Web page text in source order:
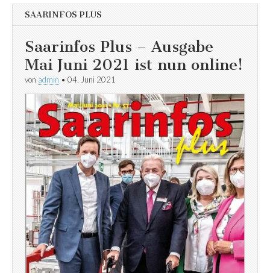
SAARINFOS PLUS
Saarinfos Plus – Ausgabe
Mai Juni 2021 ist nun online!
von admin • 04. Juni 2021